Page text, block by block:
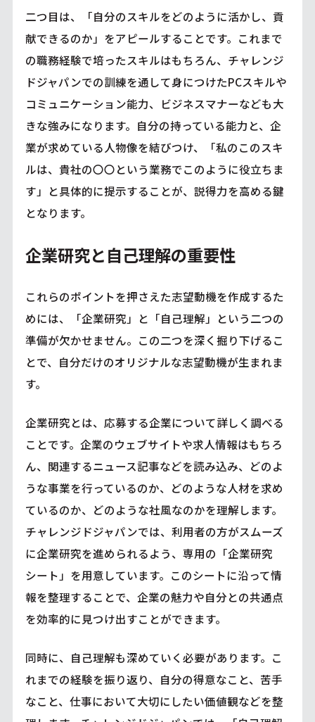
二つ目は、「自分のスキルをどのように活かし、貢
献できるのか」をアピールすることです。これまで
の職務経験で培ったスキルはもちろん、チャレンジ
ドジャパンでの訓練を通して身につけたPCスキルや
コミュニケーション能力、ビジネスマナーなども大
きな強みになります。自分の持っている能力と、企
業が求めている人物像を結びつけ、「私のこのスキ
ルは、貴社の〇〇という業務でこのように役立ちま
す」と具体的に提示することが、説得力を高める鍵
となります。
企業研究と自己理解の重要性
これらのポイントを押さえた志望動機を作成するた
めには、「企業研究」と「自己理解」という二つの
準備が欠かせません。この二つを深く掘り下げるこ
とで、自分だけのオリジナルな志望動機が生まれま
す。
企業研究とは、応募する企業について詳しく調べる
ことです。企業のウェブサイトや求人情報はもちろ
ん、関連するニュース記事などを読み込み、どのよ
うな事業を行っているのか、どのような人材を求め
ているのか、どのような社風なのかを理解します。
チャレンジドジャパンでは、利用者の方がスムーズ
に企業研究を進められるよう、専用の「企業研究
シート」を用意しています。このシートに沿って情
報を整理することで、企業の魅力や自分との共通点
を効率的に見つけ出すことができます。
同時に、自己理解も深めていく必要があります。こ
れまでの経験を振り返り、自分の得意なこと、苦手
なこと、仕事において大切にしたい価値観などを整